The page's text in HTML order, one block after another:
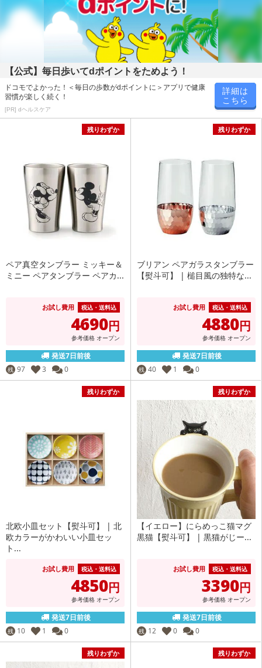
【公式】毎日歩いてdポイントをためよう！
ドコモでよかった！＜毎日の歩数がdポイントに＞アプリで健康
習慣が楽しく続く！
[PR] dヘルスケア
詳細は
こちら
残りわずか
ペア真空タンブラー ミッキー＆
ミニー ペアタンブラー ペアカ...
お試し費用 税込・送料込
4690円
参考価格 オープン
発送7日前後
残 97 3 0
残りわずか
ブリアン ペアガラスタンブラー
【熨斗可】 | 槌目風の独特な...
お試し費用 税込・送料込
4880円
参考価格 オープン
発送7日前後
残 40 1 0
残りわずか
北欧小皿セット【熨斗可】 | 北
欧カラーがかわいい小皿セッ
ト...
お試し費用 税込・送料込
4850円
参考価格 オープン
発送7日前後
残 10 1 0
残りわずか
【イエロー】にらめっこ猫マグ
黒猫【熨斗可】 | 黒猫がじー...
お試し費用 税込・送料込
3390円
参考価格 オープン
発送7日前後
残 12 0 0
残りわずか 残りわずか